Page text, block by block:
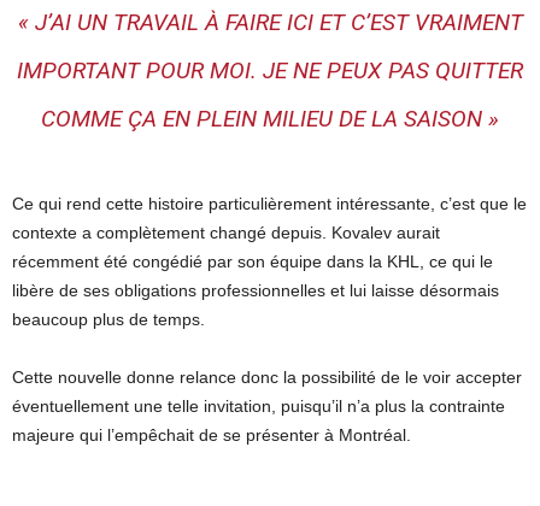
« J’AI UN TRAVAIL À FAIRE ICI ET C’EST VRAIMENT
IMPORTANT POUR MOI. JE NE PEUX PAS QUITTER
COMME ÇA EN PLEIN MILIEU DE LA SAISON »
Ce qui rend cette histoire particulièrement intéressante, c’est que le
contexte a complètement changé depuis. Kovalev aurait
récemment été congédié par son équipe dans la KHL, ce qui le
libère de ses obligations professionnelles et lui laisse désormais
beaucoup plus de temps.
Cette nouvelle donne relance donc la possibilité de le voir accepter
éventuellement une telle invitation, puisqu’il n’a plus la contrainte
majeure qui l’empêchait de se présenter à Montréal.